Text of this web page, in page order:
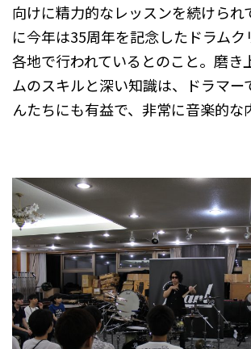
向けに精力的なレッスンを続けられ
に今年は35周年を記念したドラム
各地で行われているとのこと。磨き
ムのスキルと深い知識は、ドラマー
んたちにも有益で、非常に音楽的な